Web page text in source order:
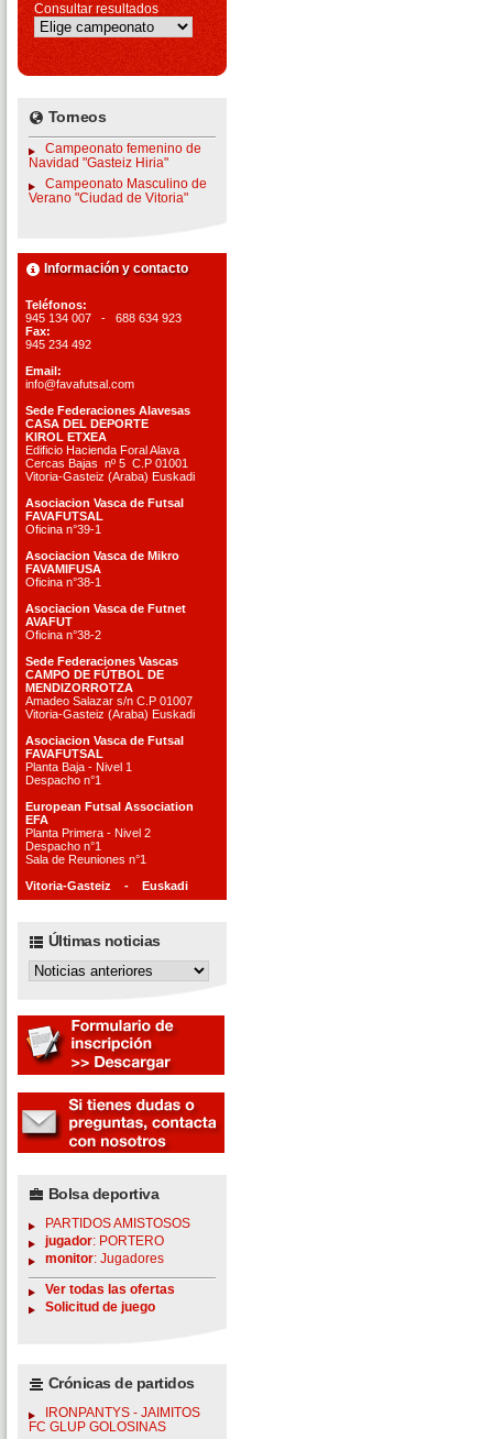
Consultar resultados
Torneos
Campeonato femenino de
Navidad "Gasteiz Hiria"
Campeonato Masculino de
Verano "Ciudad de Vitoria"
Información y contacto
Teléfonos:
945 134 007 - 688 634 923
Fax:
945 234 492
Email:
info@favafutsal.com
Sede Federaciones Alavesas
CASA DEL DEPORTE
KIROL ETXEA
Edificio Hacienda Foral Alava
Cercas Bajas nº 5 C.P 01001
Vitoria-Gasteiz (Araba) Euskadi
Asociacion Vasca de Futsal
FAVAFUTSAL
Oficina n°39-1
Asociacion Vasca de Mikro
FAVAMIFUSA
Oficina n°38-1
Asociacion Vasca de Futnet
AVAFUT
Oficina n°38-2
Sede Federaciones Vascas
CAMPO DE FÚTBOL DE
MENDIZORROTZA
Amadeo Salazar s/n C.P 01007
Vitoria-Gasteiz (Araba) Euskadi
Asociacion Vasca de Futsal
FAVAFUTSAL
Planta Baja - Nivel 1
Despacho n°1
European Futsal Association
EFA
Planta Primera - Nivel 2
Despacho n°1
Sala de Reuniones n°1
Vitoria-Gasteiz - Euskadi
Últimas noticias
Bolsa deportiva
PARTIDOS AMISTOSOS
jugador: PORTERO
monitor: Jugadores
Ver todas las ofertas
Solicitud de juego
Crónicas de partidos
IRONPANTYS - JAIMITOS
FC GLUP GOLOSINAS